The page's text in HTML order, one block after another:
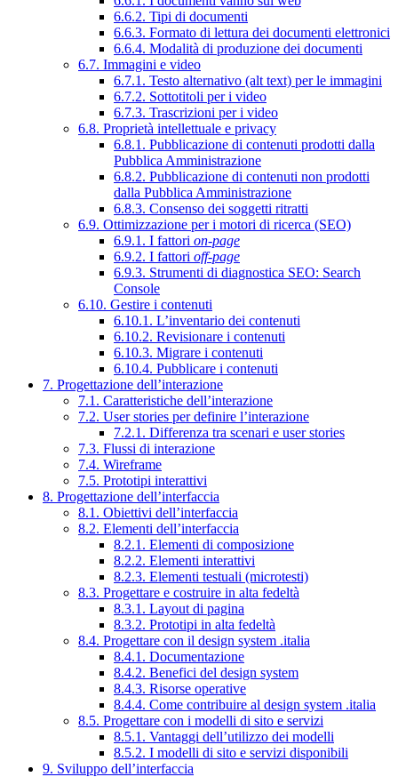
6.6.2. Tipi di documenti
6.6.3. Formato di lettura dei documenti elettronici
6.6.4. Modalità di produzione dei documenti
6.7. Immagini e video
6.7.1. Testo alternativo (alt text) per le immagini
6.7.2. Sottotitoli per i video
6.7.3. Trascrizioni per i video
6.8. Proprietà intellettuale e privacy
6.8.1. Pubblicazione di contenuti prodotti dalla
Pubblica Amministrazione
6.8.2. Pubblicazione di contenuti non prodotti
dalla Pubblica Amministrazione
6.8.3. Consenso dei soggetti ritratti
6.9. Ottimizzazione per i motori di ricerca (SEO)
6.9.1. I fattori on-page
6.9.2. I fattori off-page
6.9.3. Strumenti di diagnostica SEO: Search
Console
6.10. Gestire i contenuti
6.10.1. L’inventario dei contenuti
6.10.2. Revisionare i contenuti
6.10.3. Migrare i contenuti
6.10.4. Pubblicare i contenuti
7. Progettazione dell’interazione
7.1. Caratteristiche dell’interazione
7.2. User stories per definire l’interazione
7.2.1. Differenza tra scenari e user stories
7.3. Flussi di interazione
7.4. Wireframe
7.5. Prototipi interattivi
8. Progettazione dell’interfaccia
8.1. Obiettivi dell’interfaccia
8.2. Elementi dell’interfaccia
8.2.1. Elementi di composizione
8.2.2. Elementi interattivi
8.2.3. Elementi testuali (microtesti)
8.3. Progettare e costruire in alta fedeltà
8.3.1. Layout di pagina
8.3.2. Prototipi in alta fedeltà
8.4. Progettare con il design system .italia
8.4.1. Documentazione
8.4.2. Benefici del design system
8.4.3. Risorse operative
8.4.4. Come contribuire al design system .italia
8.5. Progettare con i modelli di sito e servizi
8.5.1. Vantaggi dell’utilizzo dei modelli
8.5.2. I modelli di sito e servizi disponibili
9. Sviluppo dell’interfaccia